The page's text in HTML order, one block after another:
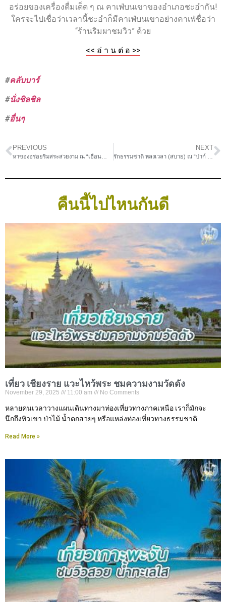
อร่อยของเครื่องดื่มเด็ด ๆ ณ คาเฟ่บนเขาของอำเภอชะอำกัน!
ใครจะไปเชื่อว่าเวลานี้ชะอำก็มีคาเฟ่บนเขาอย่างคาเฟ่ชื่อว่า
“ร้านริมผาชมวิว” ด้วย
<< อ่ า น ต่ อ >>
#คลับบาร์
#นั่งชิลชิล
#อื่นๆ
PREVIOUS NEXT
คืนนี้ไปไหนกันดี
เที่ยว เชียงราย แวะไหว้พระ ชมความงามวัดดัง
November 29, 2025 11:00 am No Comments
หลายคนเวลาวางแผนเดินทางมาท่องเที่ยวทางภาคเหนือ เราก็มักจะ
นึกถึงทิวเขา ป่าไม้ น้ำตกสวยๆ หรือแหล่งท่องเที่ยวทางธรรมชาติ
Read More »